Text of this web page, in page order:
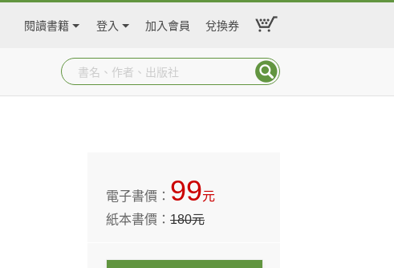
閱讀書籍 登入 加入會員 兌換券
電子書價： 99元
紙本書價：180元